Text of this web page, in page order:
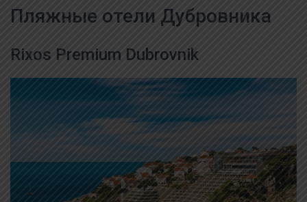
Пляжные отели Дубровника
Rixos Premium Dubrovnik